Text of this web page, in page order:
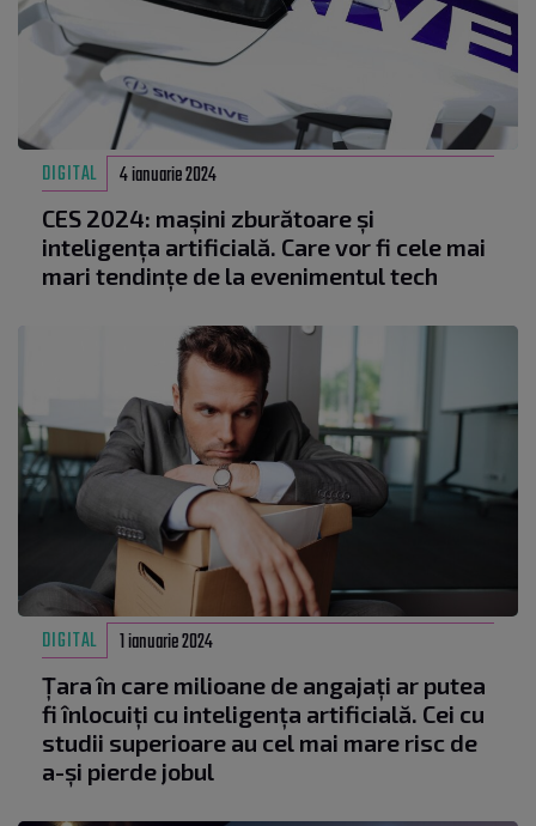
DIGITAL 4 ianuarie 2024
CES 2024: mașini zburătoare și
inteligența artificială. Care vor fi cele mai
mari tendințe de la evenimentul tech
DIGITAL 1 ianuarie 2024
Țara în care milioane de angajați ar putea
fi înlocuiți cu inteligența artificială. Cei cu
studii superioare au cel mai mare risc de
a-și pierde jobul